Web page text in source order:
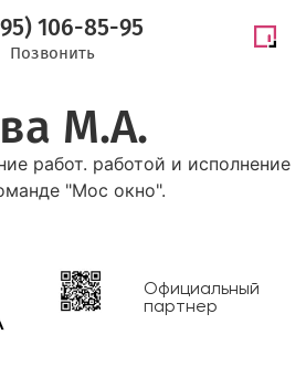
106-85-95
Позвонить
М.А.
работ. работой и исполнение
"Мос окно".
Официальный
партнер